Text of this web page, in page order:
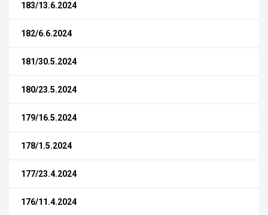
183/13.6.2024
182/6.6.2024
181/30.5.2024
180/23.5.2024
179/16.5.2024
178/1.5.2024
177/23.4.2024
176/11.4.2024